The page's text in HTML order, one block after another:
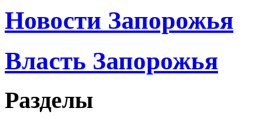
Новости Запорожья
Власть Запорожья
Разделы